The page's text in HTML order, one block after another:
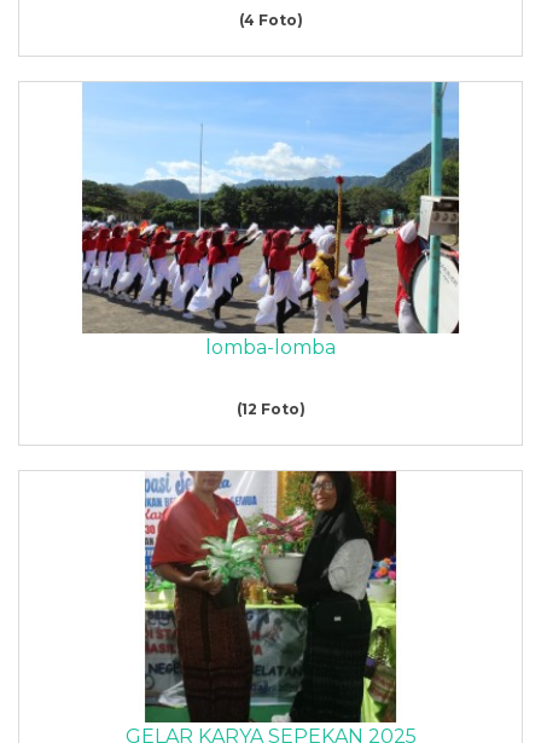
(4 Foto)
lomba-lomba
(12 Foto)
GELAR KARYA SEPEKAN 2025